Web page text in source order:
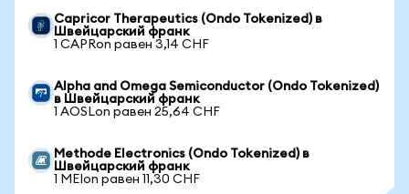
Capricor Therapeutics (Ondo Tokenized) в
Швейцарский франк
1 CAPRon равен 3,14 CHF
Alpha and Omega Semiconductor (Ondo Tokenized)
в Швейцарский франк
1 AOSLon равен 25,64 CHF
Methode Electronics (Ondo Tokenized) в
Швейцарский франк
1 MEIon равен 11,30 CHF